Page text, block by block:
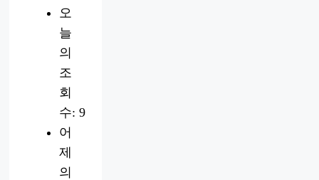
오
늘
의
조
회
수: 9
어
제
의